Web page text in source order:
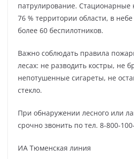
патрулирование.
76 % территории области, в
более 60 беспилотников.
Важно соблюдать правила
лесах: не разводить костры, не
непотушенные сигареты, не
стекло.
При обнаружении лесного или
срочно звонить по тел. 8-800-
ИА Тюменская линия